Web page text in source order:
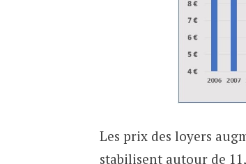
Les prix des loyers
stabilisent autour de